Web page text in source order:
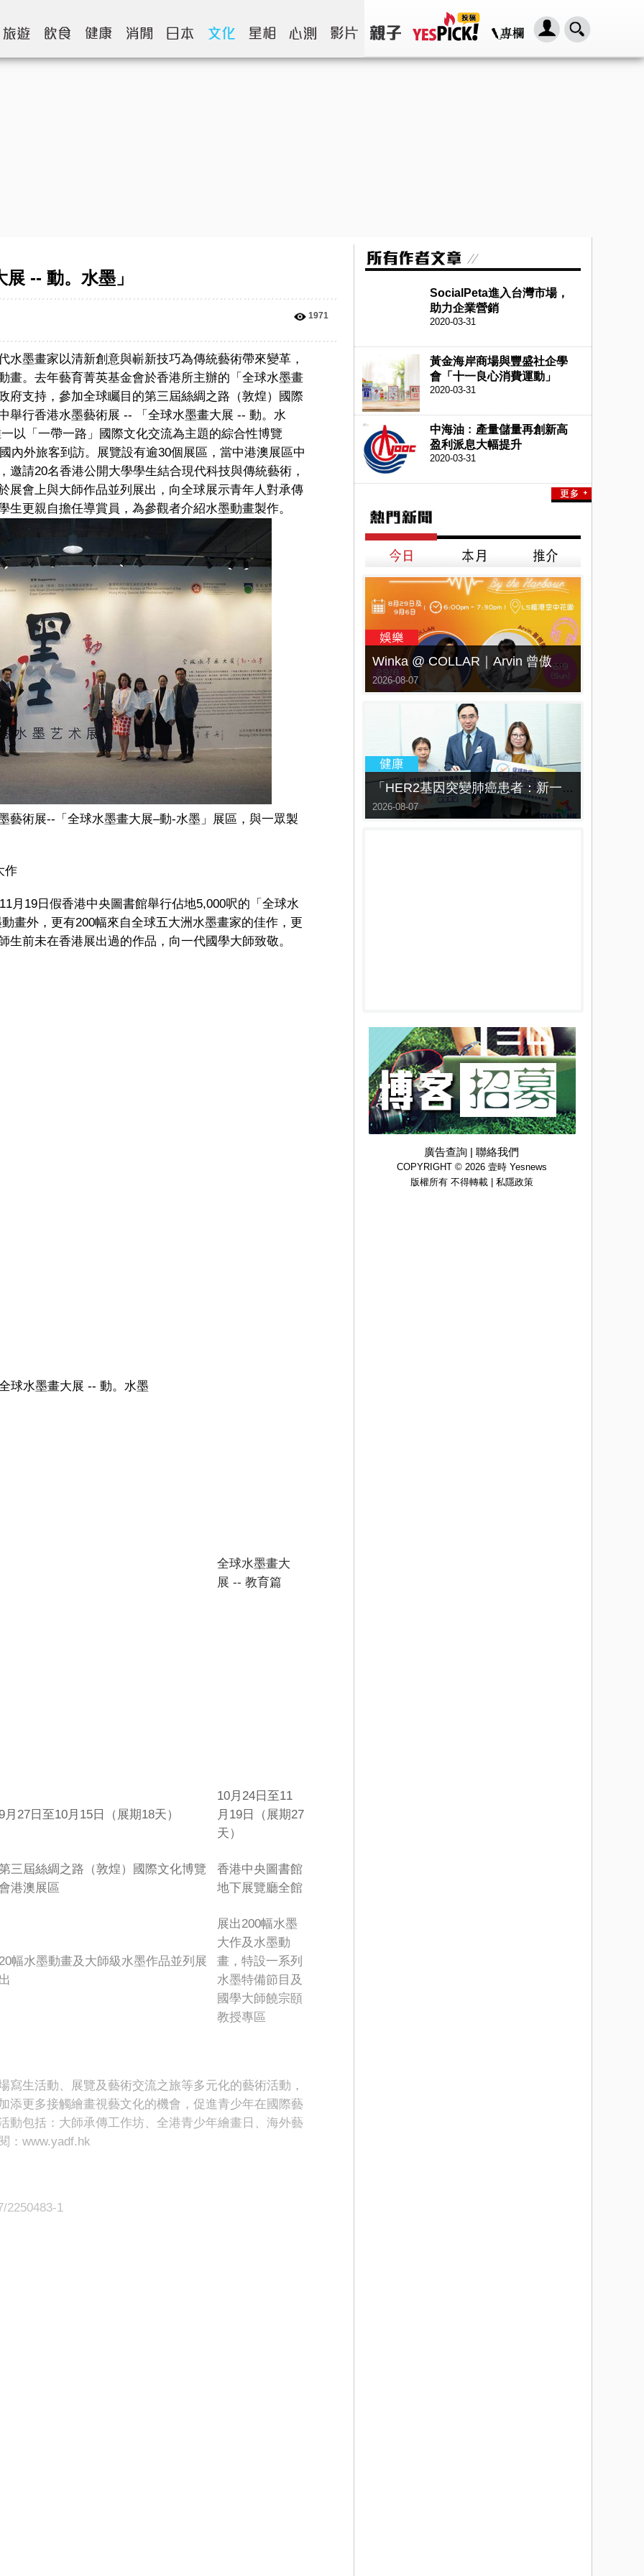
-- 動。水墨」
1971
水墨畫家以清新創意與嶄新技巧為傳統藝術帶來變革，
畫。去年藝育菁英基金會於香港所主辦的「全球水墨畫
府支持，參加全球矚目的第三屆絲綢之路（敦煌）國際
舉行香港水墨藝術展 -- 「全球水墨畫大展 -- 動。水
以「一帶一路」國際文化交流為主題的綜合性博覽
內外旅客到訪。展覽設有逾30個展區，當中港澳展區中
請20名香港公開大學學生結合現代科技與傳統藝術，
展會上與大師作品並列展出，向全球展示青年人對承傳
更親自擔任導賞員，為參觀者介紹水墨動畫製作。
藝術展--「全球水墨畫大展–動-水墨」展區，與一眾製
作
月19日假香港中央圖書館舉行佔地5,000呎的「全球水
畫外，更有200幅來自全球五大洲水墨畫家的佳作，更
前未在香港展出過的作品，向一代國學大師致敬。
球水墨畫大展 -- 動。水墨
全球水墨畫大
展 -- 教育篇
月27日至10月15日（展期18天）
10月24日至11
月19日（展期27
天）
三屆絲綢之路（敦煌）國際文化博覽
港澳展區
香港中央圖書館
地下展覽廳全館
幅水墨動畫及大師級水墨作品並列展
展出200幅水墨
大作及水墨動
畫，特設一系列
水墨特備節目及
國學大師饒宗頤
教授專區
寫生活動、展覽及藝術交流之旅等多元化的藝術活動，
添更多接觸繪畫視藝文化的機會，促進青少年在國際藝
動包括：大師承傳工作坊、全港青少年繪畫日、海外藝
：www.yadf.hk
2250483-1
SocialPeta進入台灣市場，
助力企業營銷
2020-03-31
黃金海岸商場與豐盛社企學
會「十一良心消費運動」
2020-03-31
中海油﹕產量儲量再創新高
盈利派息大幅提升
2020-03-31
Winka @ COLLAR｜Arvin 曾傲棐｜Dark 黃明德｜表妹 Ｍona 8月29日起登陸L5維港空中花園 | wwwtc mall 首度呈獻「Music Wave By The Harbo
2026-08-07
「HER2基因突變肺癌患者：新一代口服標靶藥帶來希望」， 促請政府加快納入藥物名冊，助患者及早受惠
2026-08-07
廣告查詢 | 聯絡我們
COPYRIGHT © 2026 壹時 Yesnews
版權所有 不得轉載 | 私隱政策